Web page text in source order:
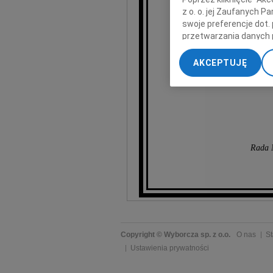
Rada
Copyright © Wyborcza sp. z o.o. O nas
Ustawienia prywatności
z o. o. jej Zaufanych
swoje preferencje dot.
przetwarzania danych
„Ustawienia
My, nasi Zaufani
dokładnych danych
Przechowywanie
AKCEPTUJĘ